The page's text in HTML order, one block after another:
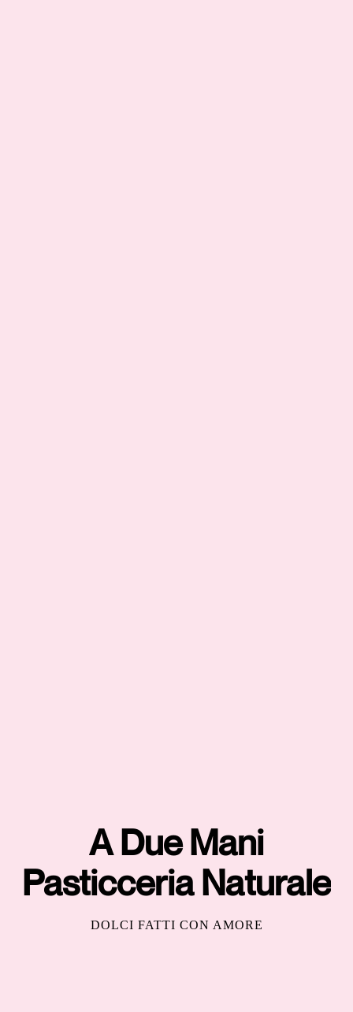
A Due Mani
Pasticceria Naturale
DOLCI FATTI CON AMORE